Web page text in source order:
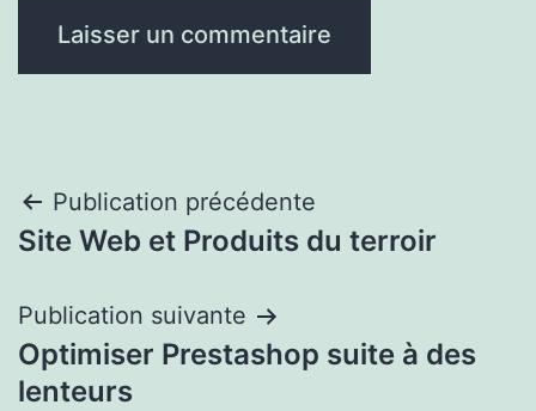
Navigation
de
l’article
Publication précédente
Site Web et Produits du terroir
Publication suivante
Optimiser Prestashop suite à des
lenteurs